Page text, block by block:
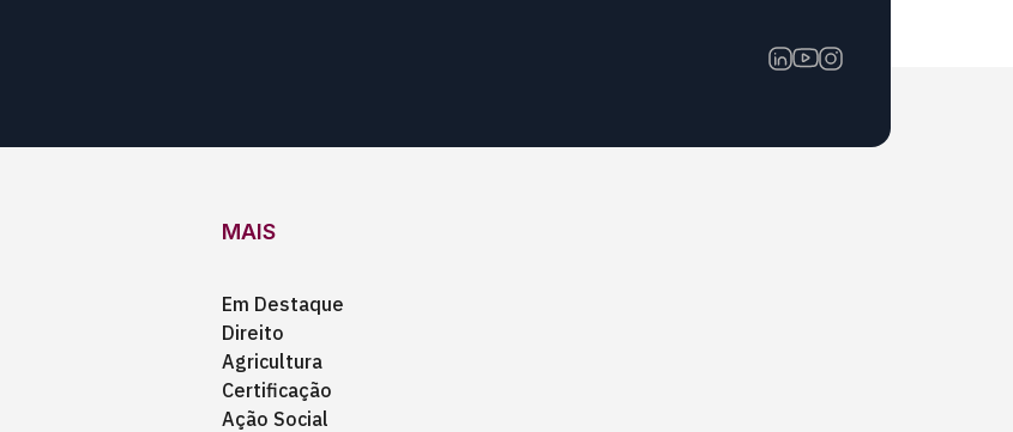
MAIS
Em Destaque
Direito
Agricultura
Certificação
Ação Social